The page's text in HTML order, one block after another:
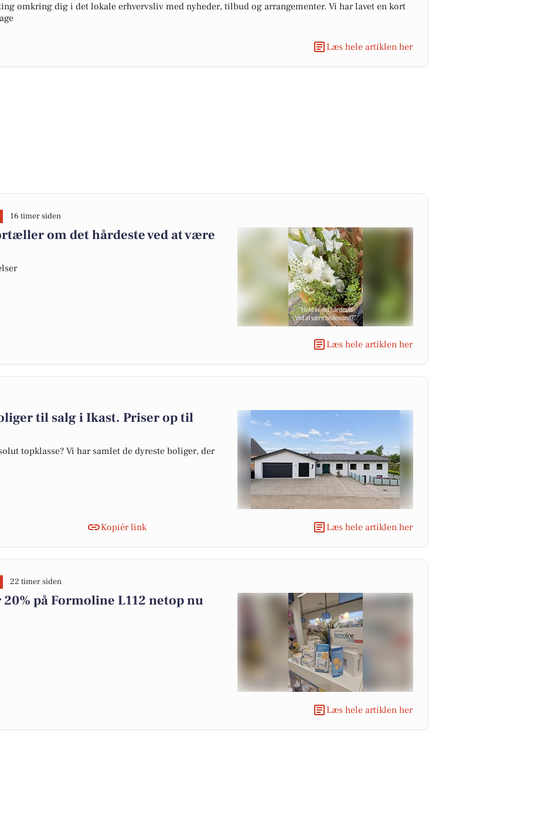
omkring dig i det lokale erhvervsliv med nyheder, tilbud og arrangementer. Vi har lavet en kort
Læs hele artiklen her
16 timer siden
om det hårdeste ved at være
Læs hele artiklen her
til salg i Ikast. Priser op til
topklasse? Vi har samlet de dyreste boliger, der
Kopiér link Læs hele artiklen her
22 timer siden
på Formoline L112 netop nu
Læs hele artiklen her